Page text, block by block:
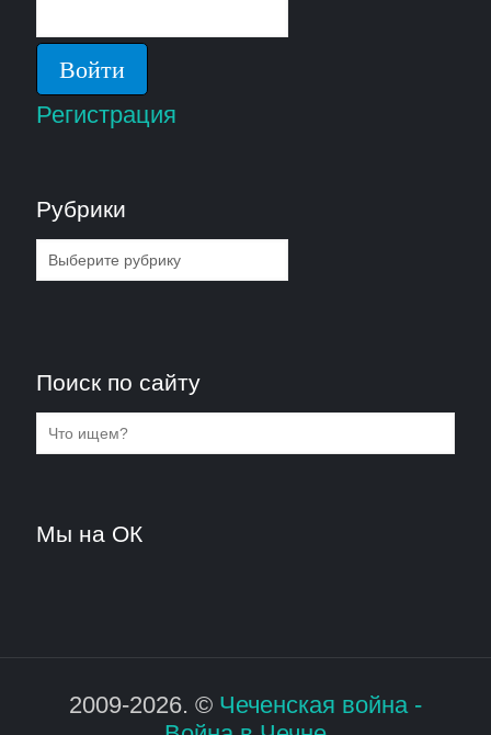
Регистрация
Рубрики
Рубрики
Поиск по сайту
Мы на ОК
2009-2026. © Чеченская война -